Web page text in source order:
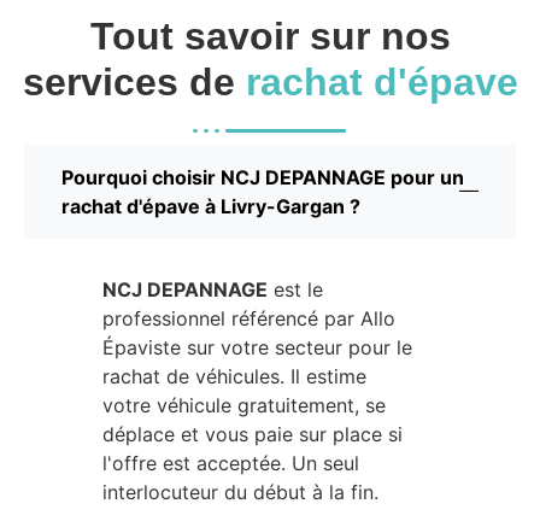
Tout savoir sur nos
services de rachat d'épave
Pourquoi choisir NCJ DEPANNAGE pour un
rachat d'épave à Livry-Gargan ?
NCJ DEPANNAGE est le
professionnel référencé par Allo
Épaviste sur votre secteur pour le
rachat de véhicules. Il estime
votre véhicule gratuitement, se
déplace et vous paie sur place si
l'offre est acceptée. Un seul
interlocuteur du début à la fin.